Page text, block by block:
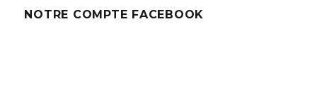
NOTRE COMPTE FACEBOOK